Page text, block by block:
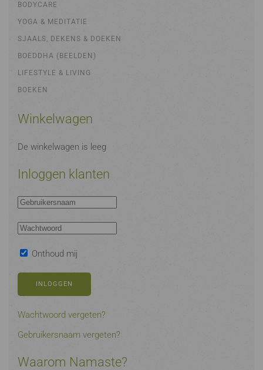
BODYCARE
YOGA & MEDITATIE
SJAALS, DEKENS & DOEKEN
BOEDDHA (BEELDEN)
LIFESTYLE & LIVING
BOEKEN
Winkelwagen
De winkelwagen is leeg
Inloggen klanten
Onthoud mij
INLOGGEN
Wachtwoord vergeten?
Gebruikersnaam vergeten?
Waarom Namaste?